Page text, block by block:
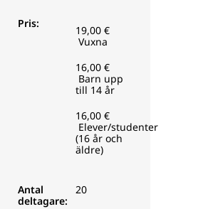
Pris:
19,00 €
Vuxna
16,00 €
Barn upp
till 14 år
16,00 €
Elever/studenter
(16 år och
äldre)
Antal
deltagare:
20